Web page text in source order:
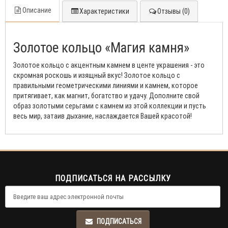
Описание Характеристики Отзывы (0)
Золотое кольцо «Магия камня»
Золотое кольцо с акцентным камнем в центе украшения - это
скромная роскошь и изящный вкус! Золотое кольцо с
правильными геометрическими линиями и камнем, которое
притягивает, как магнит, богатство и удачу. Дополните свой
образ золотыми серьгами с камнем из этой коллекции и пусть
весь мир, затаив дыхание, наслаждается Вашей красотой!
ПОДПИСАТЬСЯ НА РАССЫЛКУ
ПОДПИСАТЬСЯ